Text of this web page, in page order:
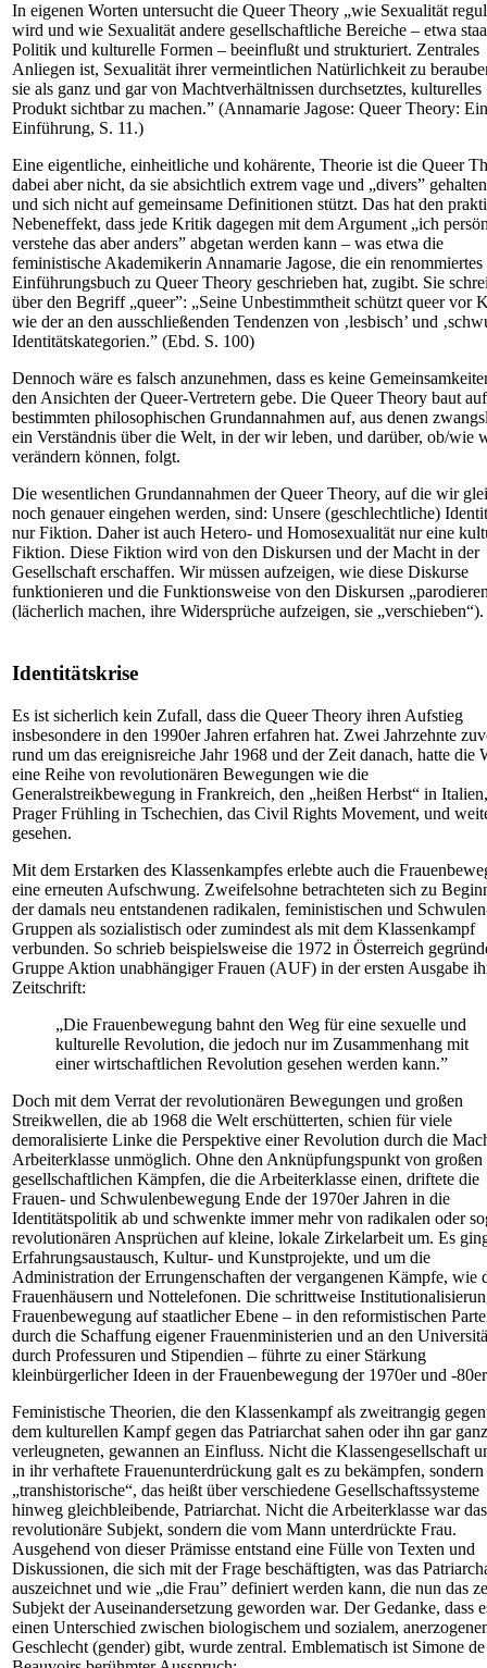
In eigenen Worten untersucht die Queer Theory „wie Sexualität
wird und wie Sexualität andere gesellschaftliche Bereiche – etwa
Politik und kulturelle Formen – beeinflußt und strukturiert. Zentrales
Anliegen ist, Sexualität ihrer vermeintlichen Natürlichkeit zu
sie als ganz und gar von Machtverhältnissen durchsetztes, kulturelles
Produkt sichtbar zu machen.” (Annamarie Jagose: Queer Theory:
Einführung, S. 11.)
Eine eigentliche, einheitliche und kohärente, Theorie ist die Queer
dabei aber nicht, da sie absichtlich extrem vage und „divers”
und sich nicht auf gemeinsame Definitionen stützt. Das hat den
Nebeneffekt, dass jede Kritik dagegen mit dem Argument „ich
verstehe das aber anders” abgetan werden kann – was etwa die
feministische Akademikerin Annamarie Jagose, die ein renommiertes
Einführungsbuch zu Queer Theory geschrieben hat, zugibt. Sie
über den Begriff „queer”: „Seine Unbestimmtheit schützt queer vor
wie der an den ausschließenden Tendenzen von ‚lesbisch’ und
Identitätskategorien.” (Ebd. S. 100)
Dennoch wäre es falsch anzunehmen, dass es keine
den Ansichten der Queer-Vertretern gebe. Die Queer Theory baut auf
bestimmten philosophischen Grundannahmen auf, aus denen
ein Verständnis über die Welt, in der wir leben, und darüber, ob/wie
verändern können, folgt.
Die wesentlichen Grundannahmen der Queer Theory, auf die wir
noch genauer eingehen werden, sind: Unsere (geschlechtliche)
nur Fiktion. Daher ist auch Hetero- und Homosexualität nur eine
Fiktion. Diese Fiktion wird von den Diskursen und der Macht in der
Gesellschaft erschaffen. Wir müssen aufzeigen, wie diese Diskurse
funktionieren und die Funktionsweise von den Diskursen
(lächerlich machen, ihre Widersprüche aufzeigen, sie „verschieben“).
Identitätskrise
Es ist sicherlich kein Zufall, dass die Queer Theory ihren Aufstieg
insbesondere in den 1990er Jahren erfahren hat. Zwei Jahrzehnte
rund um das ereignisreiche Jahr 1968 und der Zeit danach, hatte die
eine Reihe von revolutionären Bewegungen wie die
Generalstreikbewegung in Frankreich, den „heißen Herbst“ in
Prager Frühling in Tschechien, das Civil Rights Movement, und
gesehen.
Mit dem Erstarken des Klassenkampfes erlebte auch die
eine erneuten Aufschwung. Zweifelsohne betrachteten sich zu
der damals neu entstandenen radikalen, feministischen und
Gruppen als sozialistisch oder zumindest als mit dem Klassenkampf
verbunden. So schrieb beispielsweise die 1972 in Österreich
Gruppe Aktion unabhängiger Frauen (AUF) in der ersten Ausgabe
Zeitschrift:
„Die Frauenbewegung bahnt den Weg für eine sexuelle und
kulturelle Revolution, die jedoch nur im Zusammenhang mit
einer wirtschaftlichen Revolution gesehen werden kann.”
Doch mit dem Verrat der revolutionären Bewegungen und großen
Streikwellen, die ab 1968 die Welt erschütterten, schien für viele
demoralisierte Linke die Perspektive einer Revolution durch die
Arbeiterklasse unmöglich. Ohne den Anknüpfungspunkt von großen
gesellschaftlichen Kämpfen, die die Arbeiterklasse einen, driftete die
Frauen- und Schwulenbewegung Ende der 1970er Jahren in die
Identitätspolitik ab und schwenkte immer mehr von radikalen oder
revolutionären Ansprüchen auf kleine, lokale Zirkelarbeit um. Es
Erfahrungsaustausch, Kultur- und Kunstprojekte, und um die
Administration der Errungenschaften der vergangenen Kämpfe, wie
Frauenhäusern und Nottelefonen. Die schrittweise
Frauenbewegung auf staatlicher Ebene – in den reformistischen
durch die Schaffung eigener Frauenministerien und an den
durch Professuren und Stipendien – führte zu einer Stärkung
kleinbürgerlicher Ideen in der Frauenbewegung der 1970er und -
Feministische Theorien, die den Klassenkampf als zweitrangig
dem kulturellen Kampf gegen das Patriarchat sahen oder ihn gar ganz
verleugneten, gewannen an Einfluss. Nicht die Klassengesellschaft
in ihr verhaftete Frauenunterdrückung galt es zu bekämpfen, sondern
„transhistorische“, das heißt über verschiedene Gesellschaftssysteme
hinweg gleichbleibende, Patriarchat. Nicht die Arbeiterklasse war das
revolutionäre Subjekt, sondern die vom Mann unterdrückte Frau.
Ausgehend von dieser Prämisse entstand eine Fülle von Texten und
Diskussionen, die sich mit der Frage beschäftigten, was das
auszeichnet und wie „die Frau” definiert werden kann, die nun das
Subjekt der Auseinandersetzung geworden war. Der Gedanke, dass
einen Unterschied zwischen biologischem und sozialem,
Geschlecht (gender) gibt, wurde zentral. Emblematisch ist Simone de